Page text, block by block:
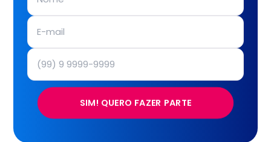
SIM! QUERO FAZER PARTE